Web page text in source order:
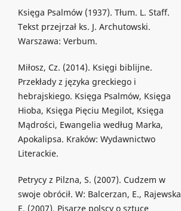
Księga Psalmów (1937). Tłum. L. Staff.
Tekst przejrzał ks. J. Archutowski.
Warszawa: Verbum.
Miłosz, Cz. (2014). Księgi biblijne.
Przekłady z języka greckiego i
hebrajskiego. Księga Psalmów, Księga
Hioba, Księga Pięciu Megilot, Księga
Mądrości, Ewangelia według Marka,
Apokalipsa. Kraków: Wydawnictwo
Literackie.
Petrycy z Pilzna, S. (2007). Cudzem w
swoje obrócił. W: Balcerzan, E., Rajewska
E. (2007). Pisarze polscy o sztuce